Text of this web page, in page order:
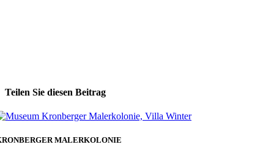
Teilen Sie diesen Beitrag
Facebook
MALERKOLONIE